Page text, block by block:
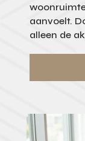
aanvoelt.
alleen de